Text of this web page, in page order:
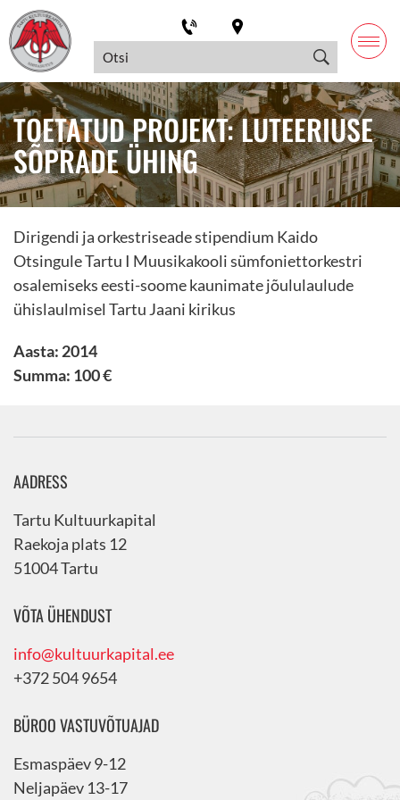
TOETATUD PROJEKT: LUTEERIUSE
SÕPRADE ÜHING
Dirigendi ja orkestriseade stipendium Kaido
Otsingule Tartu I Muusikakooli sümfoniettorkestri
osalemiseks eesti-soome kaunimate jõululaulude
ühislaulmisel Tartu Jaani kirikus
Aasta: 2014
Summa: 100 €
AADRESS
Tartu Kultuurkapital
Raekoja plats 12
51004 Tartu
VÕTA ÜHENDUST
info@kultuurkapital.ee
+372 504 9654
BÜROO VASTUVÕTUAJAD
Esmaspäev 9-12
Neljapäev 13-17